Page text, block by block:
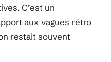
C’est un
aux vagues rétro
restait souvent